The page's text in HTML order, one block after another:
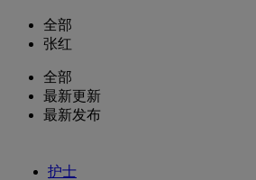
全部
张红
全部
最新更新
最新发布
护士